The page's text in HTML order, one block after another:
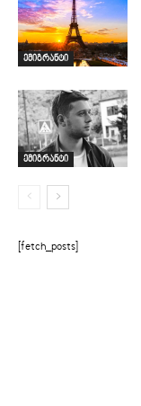
ემიგრანტი
ემიგრანტი
[fetch_posts]